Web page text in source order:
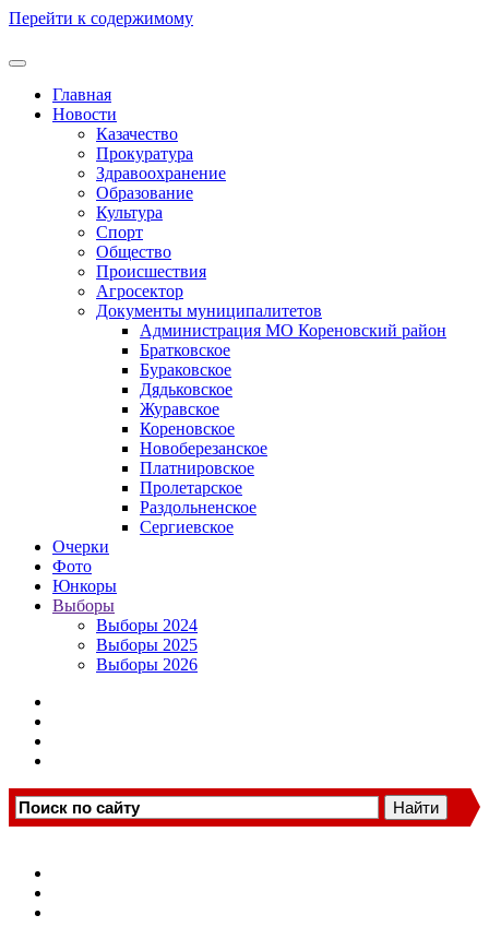
Перейти к содержимому
Главная
Новости
Казачество
Прокуратура
Здравоохранение
Образование
Культура
Спорт
Общество
Происшествия
Агросектор
Документы муниципалитетов
Администрация МО Кореновский район
Братковское
Бураковское
Дядьковское
Журавское
Кореновское
Новоберезанское
Платнировское
Пролетарское
Раздольненское
Сергиевское
Очерки
Фото
Юнкоры
Выборы
Выборы 2024
Выборы 2025
Выборы 2026